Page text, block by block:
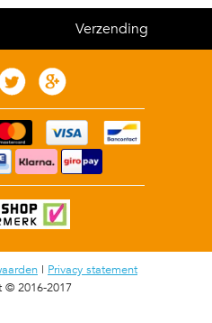
Verzending
| Privacy statement
© 2016-2017